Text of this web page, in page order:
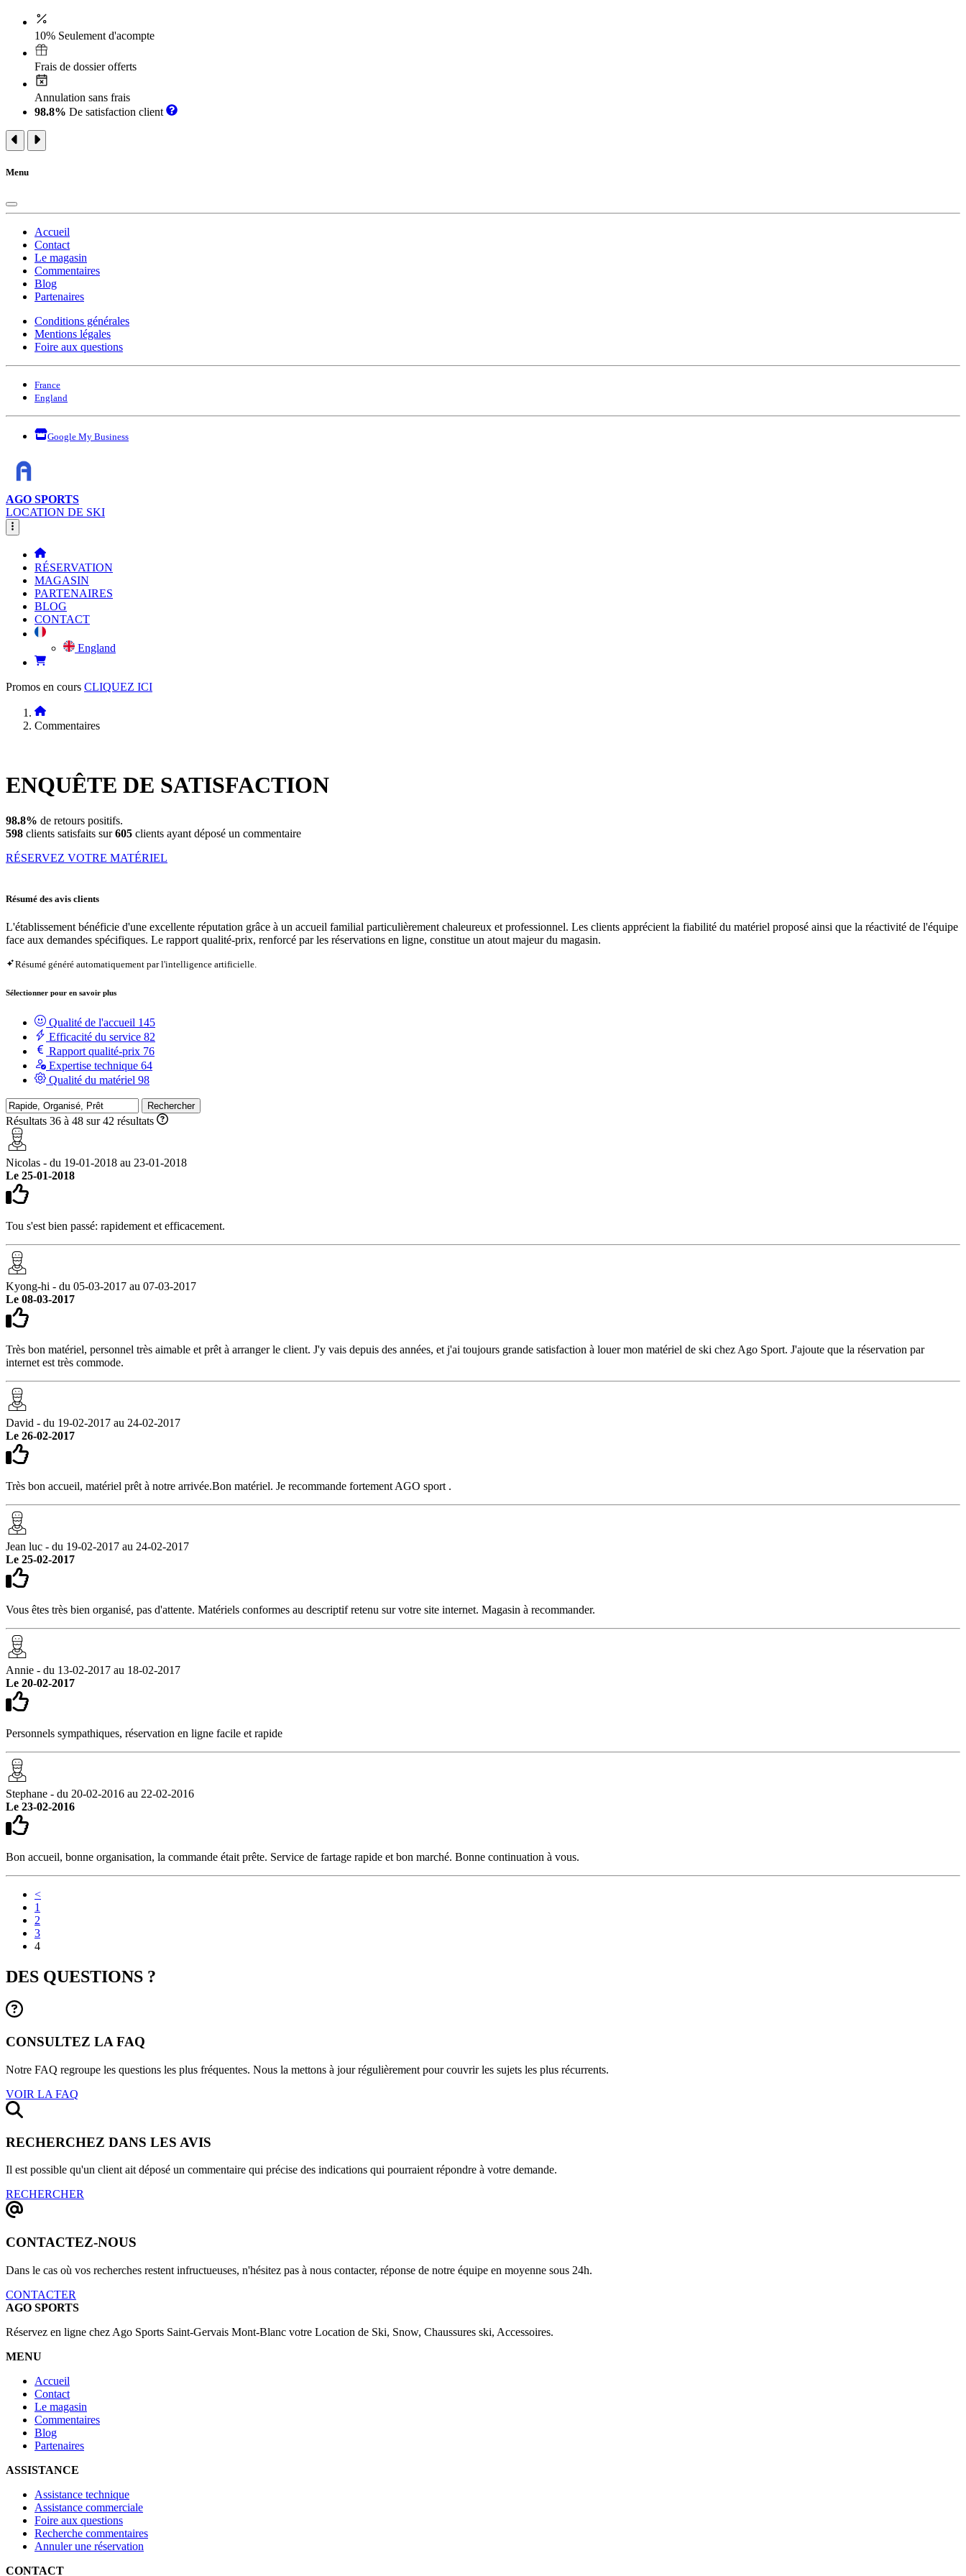
10% Seulement d'acompte
Frais de dossier offerts
Annulation sans frais
98.8% De satisfaction client
Menu
Accueil
Contact
Le magasin
Commentaires
Blog
Partenaires
Conditions générales
Mentions légales
Foire aux questions
France
England
Google My Business
AGO SPORTS
LOCATION DE SKI
RÉSERVATION
MAGASIN
PARTENAIRES
BLOG
CONTACT
England
Promos en cours CLIQUEZ ICI
Commentaires
ENQUÊTE DE SATISFACTION
98.8% de retours positifs.
598 clients satisfaits sur605 clients ayant déposé un commentaire
RÉSERVEZ VOTRE MATÉRIEL
Résumé des avis clients
L'établissement bénéficie d'une excellente réputation grâce à un accueil familial particulièrement chaleureux et professionnel. Les clients apprécient la fiabilité du matériel proposé ainsi que la réactivité de l'équipe
face aux demandes spécifiques. Le rapport qualité-prix, renforcé par les réservations en ligne, constitue un atout majeur du magasin.
Résumé généré automatiquement par l'intelligence artificielle.
Sélectionner pour en savoir plus
Qualité de l'accueil 145
Efficacité du service 82
Rapport qualité-prix 76
Expertise technique 64
Qualité du matériel 98
Rechercher
Résultats 36 à 48 sur 42 résultats
Nicolas - du 19-01-2018 au 23-01-2018
Le 25-01-2018
Tou s'est bien passé: rapidement et efficacement.
Kyong-hi - du 05-03-2017 au 07-03-2017
Le 08-03-2017
Très bon matériel, personnel très aimable et prêt à arranger le client. J'y vais depuis des années, et j'ai toujours grande satisfaction à louer mon matériel de ski chez Ago Sport. J'ajoute que la réservation par
internet est très commode.
David - du 19-02-2017 au 24-02-2017
Le 26-02-2017
Très bon accueil, matériel prêt à notre arrivée.Bon matériel. Je recommande fortement AGO sport .
Jean luc - du 19-02-2017 au 24-02-2017
Le 25-02-2017
Vous êtes très bien organisé, pas d'attente. Matériels conformes au descriptif retenu sur votre site internet. Magasin à recommander.
Annie - du 13-02-2017 au 18-02-2017
Le 20-02-2017
Personnels sympathiques, réservation en ligne facile et rapide
Stephane - du 20-02-2016 au 22-02-2016
Le 23-02-2016
Bon accueil, bonne organisation, la commande était prête. Service de fartage rapide et bon marché. Bonne continuation à vous.
<
1
2
3
4
DES QUESTIONS ?
CONSULTEZ LA FAQ
Notre FAQ regroupe les questions les plus fréquentes. Nous la mettons à jour régulièrement pour couvrir les sujets les plus récurrents.
VOIR LA FAQ
RECHERCHEZ DANS LES AVIS
Il est possible qu'un client ait déposé un commentaire qui précise des indications qui pourraient répondre à votre demande.
RECHERCHER
CONTACTEZ-NOUS
Dans le cas où vos recherches restent infructueuses, n'hésitez pas à nous contacter, réponse de notre équipe en moyenne sous 24h.
CONTACTER
AGO SPORTS
Réservez en ligne chez Ago Sports Saint-Gervais Mont-Blanc votre Location de Ski, Snow, Chaussures ski, Accessoires.
MENU
Accueil
Contact
Le magasin
Commentaires
Blog
Partenaires
ASSISTANCE
Assistance technique
Assistance commerciale
Foire aux questions
Recherche commentaires
Annuler une réservation
CONTACT